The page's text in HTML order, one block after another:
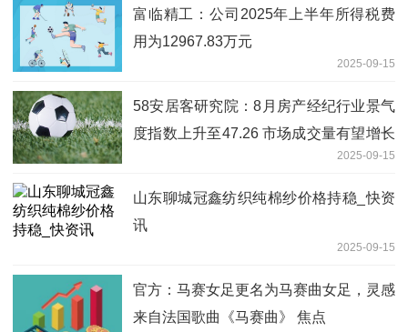
富临精工：公司2025年上半年所得税费
用为12967.83万元
2025-09-15
58安居客研究院：8月房产经纪行业景气
度指数上升至47.26 市场成交量有望增长
2025-09-15
山东聊城冠鑫纺织纯棉纱价格持稳_快资
讯
2025-09-15
官方：马赛女足更名为马赛曲女足，灵感
来自法国歌曲《马赛曲》 焦点